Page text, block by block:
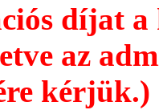
díjat a
az
kérjük.)